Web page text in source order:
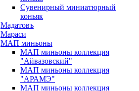
Сувенирный миниатюрный
коньяк
Мадатовъ
Мараси
МАП миньоны
МАП миньоны коллекция
"Айвазовский"
МАП миньоны коллекция
"АРАМЭ"
МАП миньоны коллекция